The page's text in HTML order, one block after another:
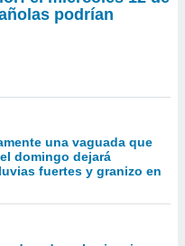
podrían
una vaguada que
domingo dejará
fuertes y granizo en